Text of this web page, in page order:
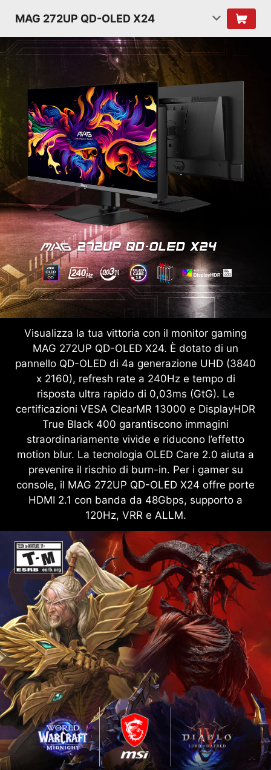
MAG 272UP QD-OLED X24
Visualizza la tua vittoria con il monitor gaming
MAG 272UP QD-OLED X24. È dotato di un
pannello QD-OLED di 4a generazione UHD (3840
x 2160), refresh rate a 240Hz e tempo di
risposta ultra rapido di 0,03ms (GtG). Le
certificazioni VESA ClearMR 13000 e DisplayHDR
True Black 400 garantiscono immagini
straordinariamente vivide e riducono l’effetto
motion blur. La tecnologia OLED Care 2.0 aiuta a
prevenire il rischio di burn-in. Per i gamer su
console, il MAG 272UP QD-OLED X24 offre porte
HDMI 2.1 con banda da 48Gbps, supporto a
120Hz, VRR e ALLM.